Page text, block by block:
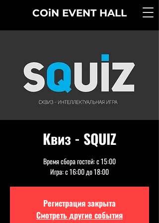
COiN EVENT HALL
Квиз - SQUIZ
Время сбора гостей: с 15:00
Игра: с 16:00 до 18:00
Регистрация закрыта
Смотреть другие события